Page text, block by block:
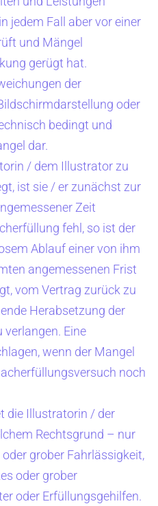
jedem Fall aber vor einer
und Mängel
gerügt hat.
der
oder
bedingt und
dar.
/ dem Illustrator zu
ist sie / er zunächst zur
Zeit
fehl, so ist der
Ablauf einer von ihm
angemessenen Frist
vom Vertrag zurück zu
Herabsetzung der
Eine
wenn der Mangel
noch
die Illustratorin / der
Rechtsgrund – nur
grober Fahrlässigkeit,
oder grober
oder Erfüllungsgehilfen.